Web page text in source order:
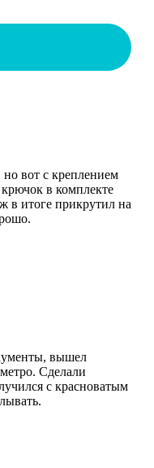
вот с креплением
в комплекте
в итоге прикрутил на
вышел
Сделали
с красноватым